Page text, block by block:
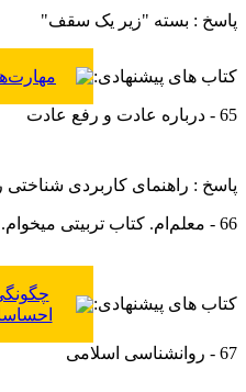
پاسخ : بسته "زیر یک سقف"
کتاب های پیشنهادی:
65 - درباره عادت و رفع عادت
پاسخ : راهنمای کاربردی شناختی
66 - معلم‌ام. کتاب تربیتی میخوام.
کتاب های پیشنهادی:
67 - روانشناسی اسلامی